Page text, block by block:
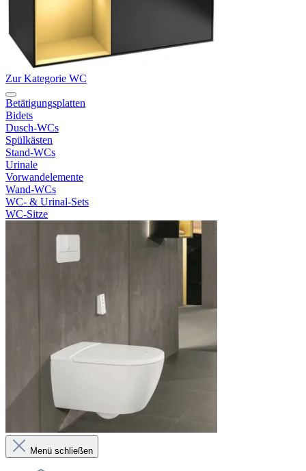
Zur Kategorie WC
Betätigungsplatten
Bidets
Dusch-WCs
Spülkästen
Stand-WCs
Urinale
Vorwandelemente
Wand-WCs
WC- & Urinal-Sets
WC-Sitze
Menü schließen